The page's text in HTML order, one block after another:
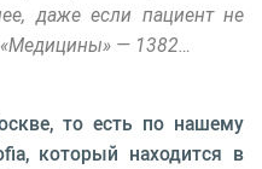
даже если пациент не
— 1382…
то есть по нашему
который находится в